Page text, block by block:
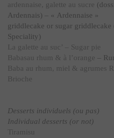
ardennaise, galette au sucre
Ardennais) – « Ardennaise »
griddlecake or sugar griddlecake
Speciality)
La galette au suc’ – Sugar pie
Babasau rhum & à l’orange –
Baba au rhum, miel & agrumes
Brioche
Desserts individuels (ou pas)
Individual desserts (or not)
Tiramisu